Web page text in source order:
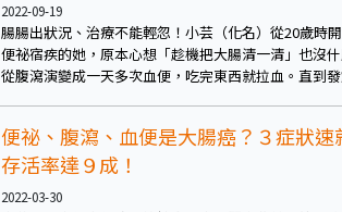
2022-09-19
腸腸出狀況、治療不能輕忽！小芸（化名）從20歲時
便祕宿疾的她，原本心想「趁機把大腸清一清」也沒
從腹瀉演變成一天多次血便，吃完東西就拉血。直到
增加腸穿孔、狹窄，甚至是大腸癌的風險。
便祕、腹瀉、血便是大腸癌？３症狀速
存活率達９成！
2022-03-30